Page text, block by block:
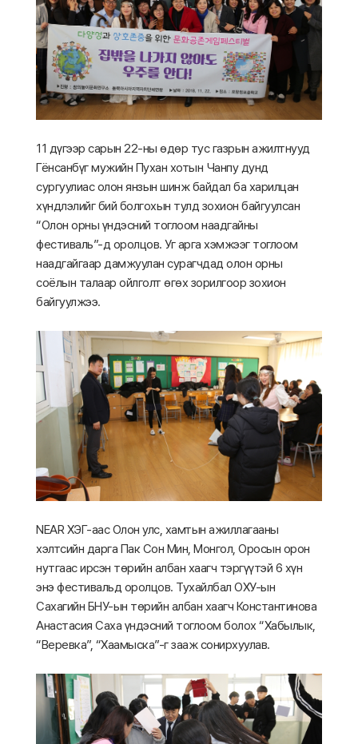
11 дүгээр сарын 22-ны өдөр тус газрын ажилтнууд
Гёнсанбүг мужийн Пухан хотын Чанпу дунд
сургуулиас олон янзын шинж байдал ба харилцан
хүндлэлийг бий болгохын тулд зохион байгуулсан
“Олон орны үндэсний тоглоом наадгайны
фестиваль”-д оролцов. Уг арга хэмжээг тоглоом
наадгайгаар дамжуулан сурагчдад олон орны
соёлын талаар ойлголт өгөх зорилгоор зохион
байгуулжээ.
NEAR ХЭГ-аас Олон улс, хамтын ажиллагааны
хэлтсийн дарга Пак Сон Мин, Монгол, Оросын орон
нутгаас ирсэн төрийн албан хаагч тэргүүтэй 6 хүн
энэ фестивальд оролцов. Тухайлбал ОХУ-ын
Сахагийн БНУ-ын төрийн албан хаагч Константинова
Анастасия Саха үндэсний тоглоом болох “Хабылык,
“Веревка”, “Хаамыска”-г зааж сонирхуулав.